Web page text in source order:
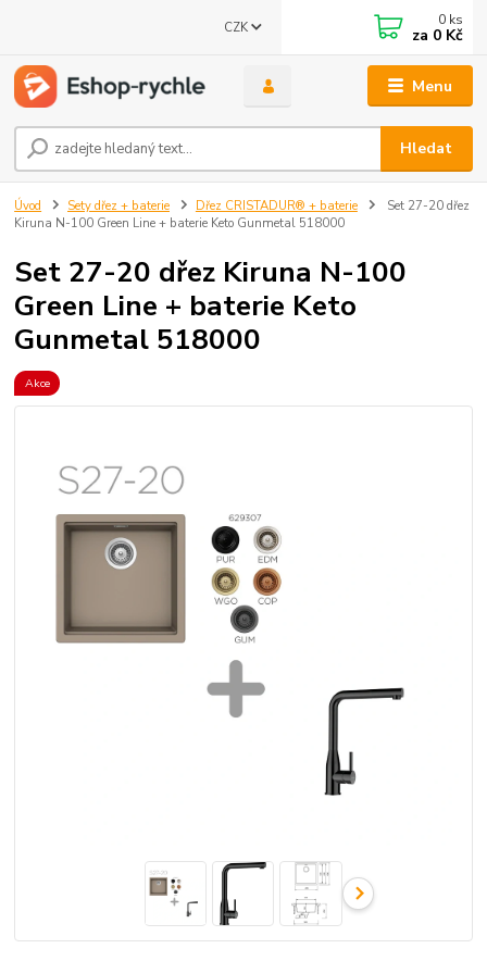
Menu
CZK
Hledat
0 ks
za 0 Kč
Úvod Sety dřez + baterie Dřez CRISTADUR® + baterie
Set 27-20 dřez
Kiruna N-100 Green Line + baterie Keto Gunmetal 518000
Set 27-20 dřez Kiruna N-100
Green Line + baterie Keto
Gunmetal 518000
Akce